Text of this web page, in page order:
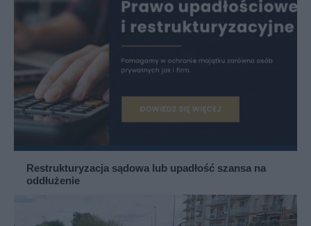
Restrukturyzacja sądowa lub upadłość szansa na
oddłużenie